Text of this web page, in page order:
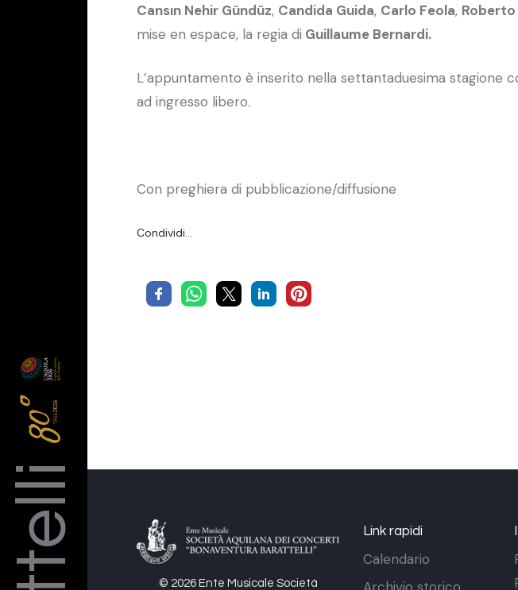
Cansın Nehir Gündüz, Candida Guida, Carlo Feola,
mise en espace, la regia di Guillaume Bernardi.
L’appuntamento è inserito nella settantaduesima stagione
ad ingresso libero.
Con preghiera di pubblicazione/diffusione
Condividi…
© 2026 Ente Musicale Società
Link rapidi
Calendario